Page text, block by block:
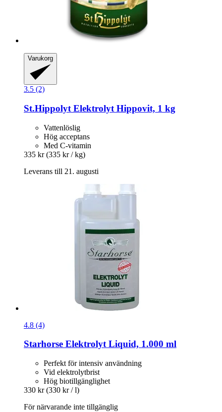
Varukorg
3.5 (2)
St.Hippolyt Elektrolyt Hippovit, 1 kg
Vattenlöslig
Hög acceptans
Med C-vitamin
335 kr (335 kr / kg)
Leverans till 21. augusti
4.8 (4)
Starhorse Elektrolyt Liquid, 1.000 ml
Perfekt för intensiv användning
Vid elektrolytbrist
Hög biotillgänglighet
330 kr (330 kr / l)
För närvarande inte tillgänglig